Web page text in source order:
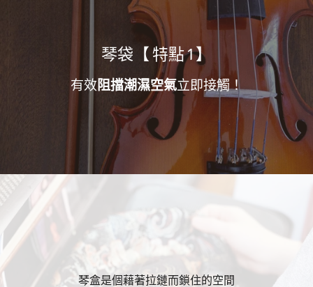
琴袋【 特點 1 】
有效阻擋潮濕空氣立即接觸！
琴盒是個藉著拉鏈而鎖住的空間